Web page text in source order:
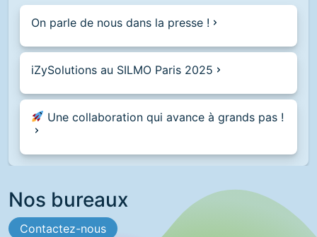
On parle de nous dans la presse !
iZySolutions au SILMO Paris 2025
Une collaboration qui avance à grands pas !
Nos bureaux
Contactez-nous